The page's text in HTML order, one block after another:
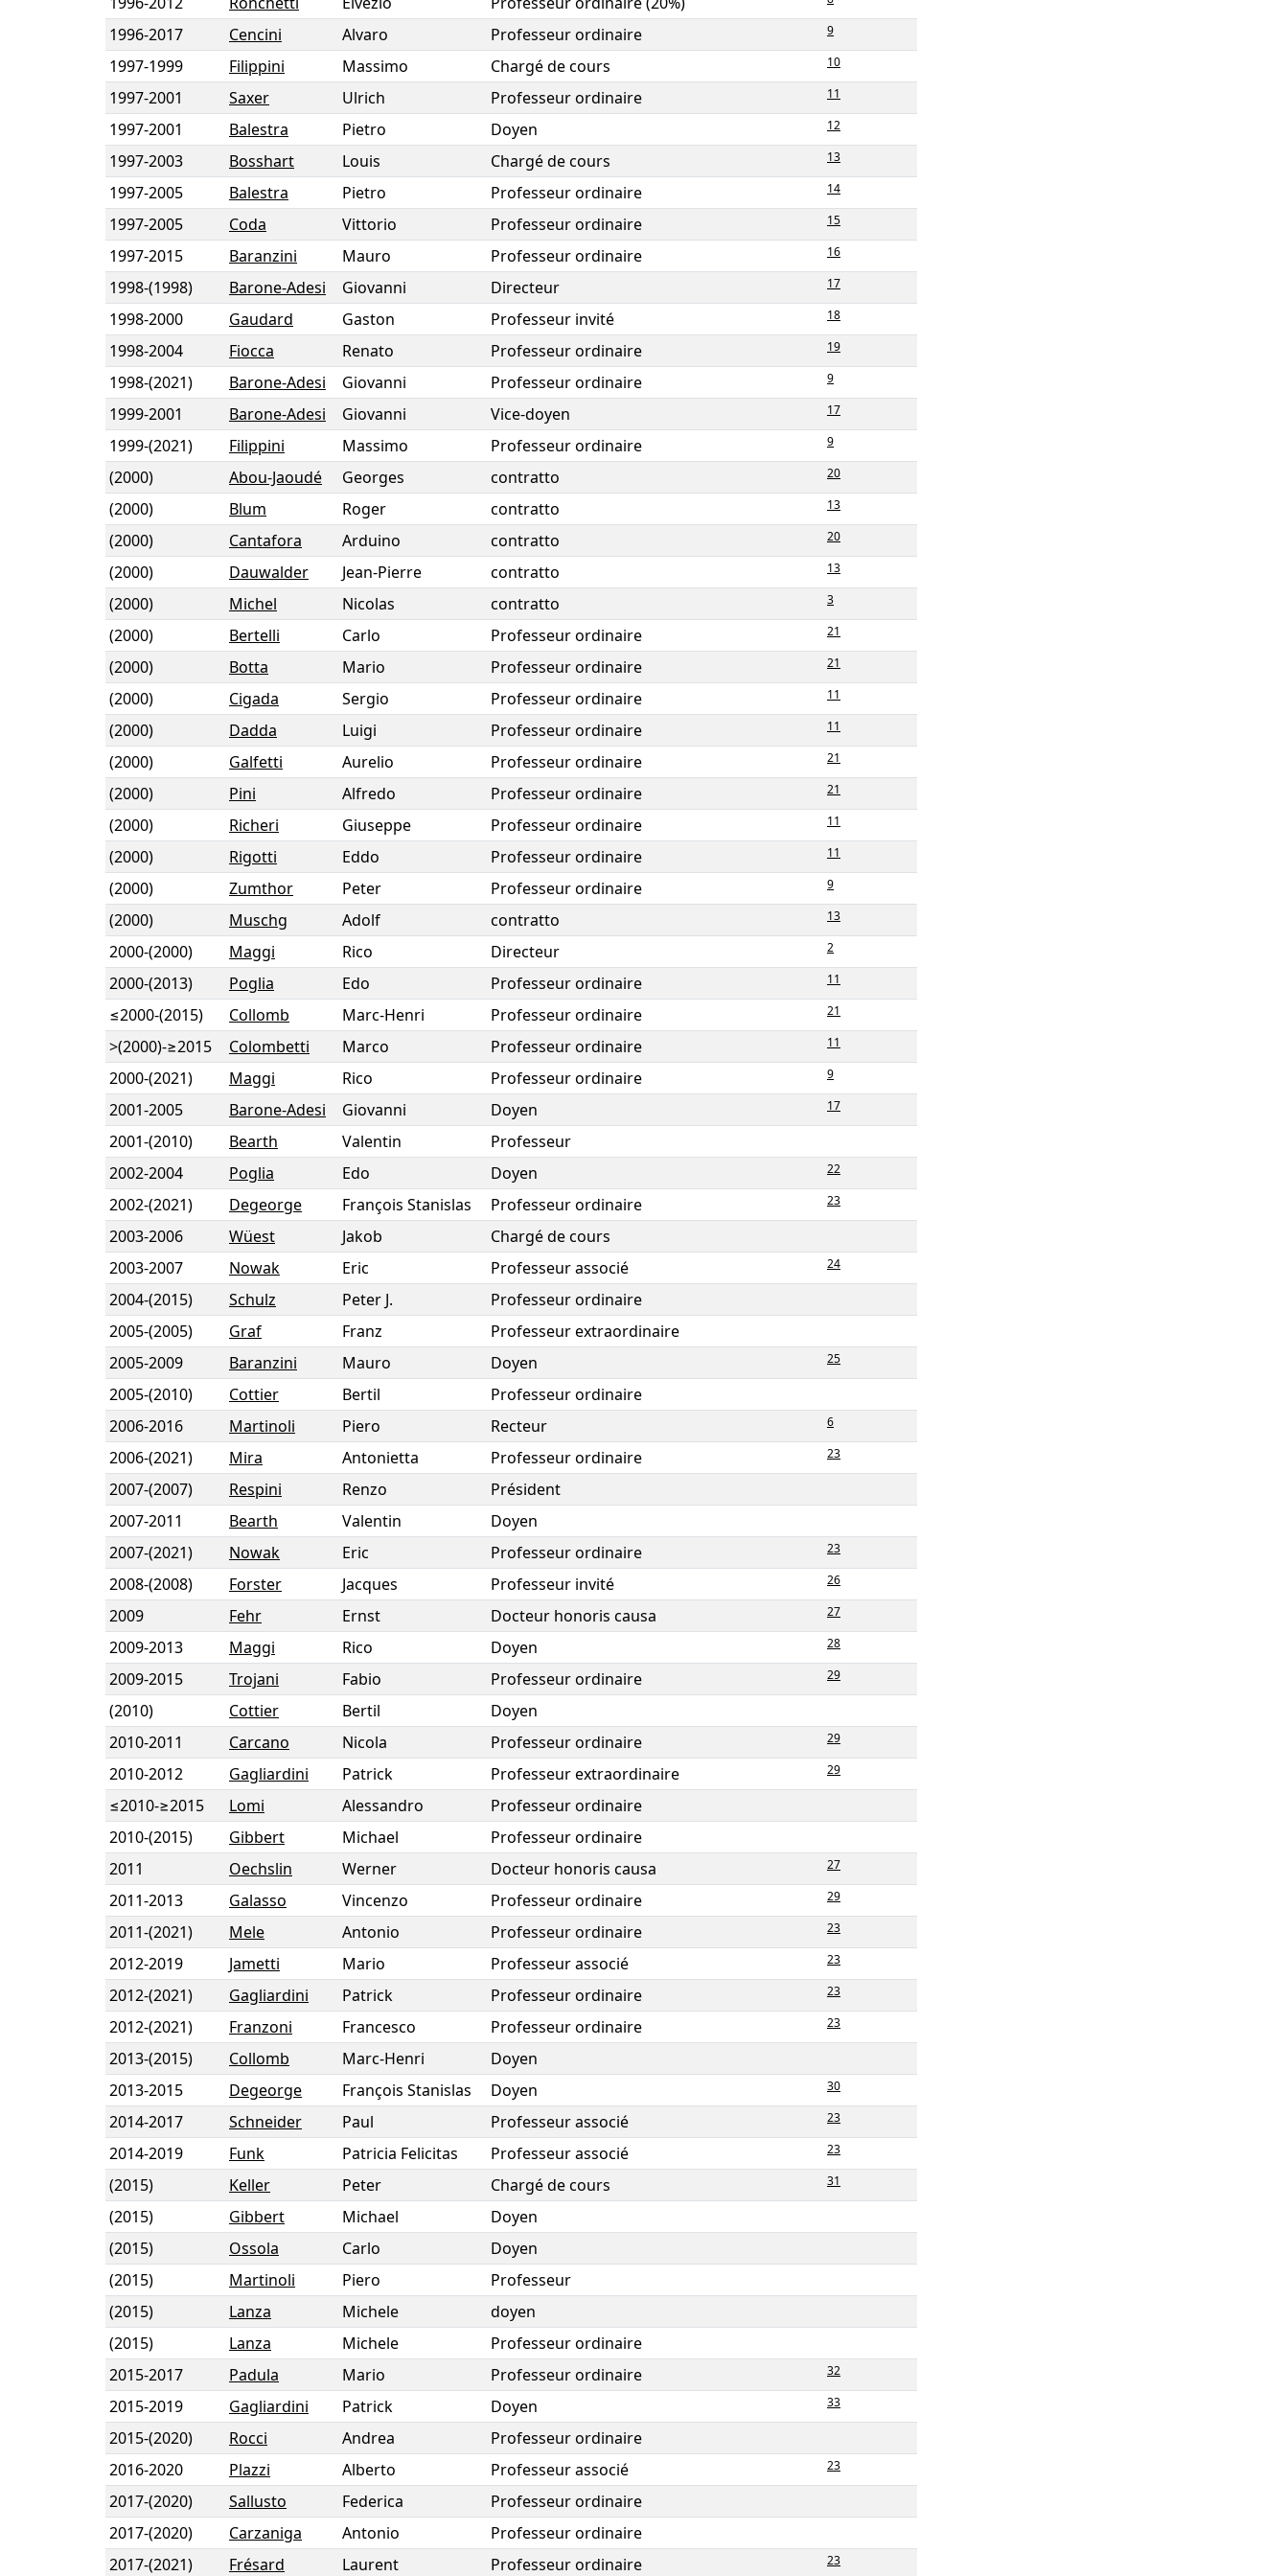
1996-2017 Cencini Alvaro Professeur ordinaire 9
1997-1999 Filippini Massimo Chargé de cours 10
1997-2001 Saxer Ulrich Professeur ordinaire 11
1997-2001 Balestra Pietro Doyen 12
1997-2003 Bosshart Louis Chargé de cours 13
1997-2005 Balestra Pietro Professeur ordinaire 14
1997-2005 Coda Vittorio Professeur ordinaire 15
1997-2015 Baranzini Mauro Professeur ordinaire 16
1998-(1998) Barone-Adesi Giovanni Directeur 17
1998-2000 Gaudard Gaston Professeur invité 18
1998-2004 Fiocca Renato Professeur ordinaire 19
1998-(2021) Barone-Adesi Giovanni Professeur ordinaire 9
1999-2001 Barone-Adesi Giovanni Vice-doyen 17
1999-(2021) Filippini Massimo Professeur ordinaire 9
(2000) Abou-Jaoudé Georges contratto 20
(2000) Blum Roger contratto 13
(2000) Cantafora Arduino contratto 20
(2000) Dauwalder Jean-Pierre contratto 13
(2000) Michel Nicolas contratto 3
(2000) Bertelli Carlo Professeur ordinaire 21
(2000) Botta Mario Professeur ordinaire 21
(2000) Cigada Sergio Professeur ordinaire 11
(2000) Dadda Luigi Professeur ordinaire 11
(2000) Galfetti Aurelio Professeur ordinaire 21
(2000) Pini Alfredo Professeur ordinaire 21
(2000) Richeri Giuseppe Professeur ordinaire 11
(2000) Rigotti Eddo Professeur ordinaire 11
(2000) Zumthor Peter Professeur ordinaire 9
(2000) Muschg Adolf contratto 13
2000-(2000) Maggi Rico Directeur 2
2000-(2013) Poglia Edo Professeur ordinaire 11
≤2000-(2015) Collomb Marc-Henri Professeur ordinaire 21
>(2000)-≥2015 Colombetti Marco Professeur ordinaire 11
2000-(2021) Maggi Rico Professeur ordinaire 9
2001-2005 Barone-Adesi Giovanni Doyen 17
2001-(2010) Bearth Valentin
Professeur
2002-2004 Poglia Edo Doyen 22
2002-(2021) Degeorge François Stanislas Professeur ordinaire 23
2003-2006 Wüest Jakob
Chargé de cours
2003-2007 Nowak Eric Professeur associé 24
2004-(2015) Schulz Peter J.
Professeur ordinaire
2005-(2005) Graf Franz
Professeur extraordinaire
2005-2009 Baranzini Mauro Doyen 25
2005-(2010) Cottier Bertil
Professeur ordinaire
2006-2016 Martinoli Piero Recteur 6
2006-(2021) Mira Antonietta Professeur ordinaire 23
2007-(2007) Respini Renzo
Président
2007-2011 Bearth Valentin
Doyen
2007-(2021) Nowak Eric Professeur ordinaire 23
2008-(2008) Forster Jacques Professeur invité 26
2009 Fehr Ernst Docteur honoris causa 27
2009-2013 Maggi Rico Doyen 28
2009-2015 Trojani Fabio Professeur ordinaire 29
(2010) Cottier Bertil
Doyen
2010-2011 Carcano Nicola Professeur ordinaire 29
2010-2012 Gagliardini Patrick Professeur extraordinaire 29
≤2010-≥2015 Lomi Alessandro
Professeur ordinaire
2010-(2015) Gibbert Michael
Professeur ordinaire
2011
Oechslin Werner Docteur honoris causa 27
2011-2013 Galasso Vincenzo Professeur ordinaire 29
2011-(2021) Mele Antonio Professeur ordinaire 23
2012-2019 Jametti Mario Professeur associé 23
2012-(2021) Gagliardini Patrick Professeur ordinaire 23
2012-(2021) Franzoni Francesco Professeur ordinaire 23
2013-(2015) Collomb Marc-Henri
Doyen
2013-2015 Degeorge François Stanislas Doyen 30
2014-2017 Schneider Paul Professeur associé 23
2014-2019 Funk Patricia Felicitas Professeur associé 23
(2015) Keller Peter Chargé de cours 31
(2015) Gibbert Michael
Doyen
(2015)
Ossola Carlo
Doyen
(2015)
Martinoli Piero
Professeur
(2015)
Lanza Michele
doyen
(2015)
Lanza Michele
Professeur ordinaire
2015-2017 Padula Mario Professeur ordinaire 32
2015-2019 Gagliardini Patrick Doyen 33
2015-(2020) Rocci Andrea
Professeur ordinaire
2016-2020 Plazzi Alberto Professeur associé 23
2017-(2020) Sallusto Federica
Professeur ordinaire
2017-(2020) Carzaniga Antonio
Professeur ordinaire
2017-(2021) Frésard Laurent Professeur ordinaire 23